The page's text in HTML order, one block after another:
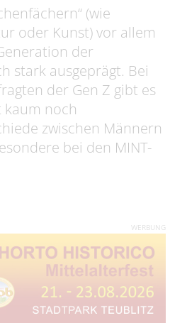
(wie
oder Kunst) vor allem
der
stark ausgeprägt. Bei
der Gen Z gibt es
kaum noch
zwischen Männern
bei den MINT-
WERBUNG